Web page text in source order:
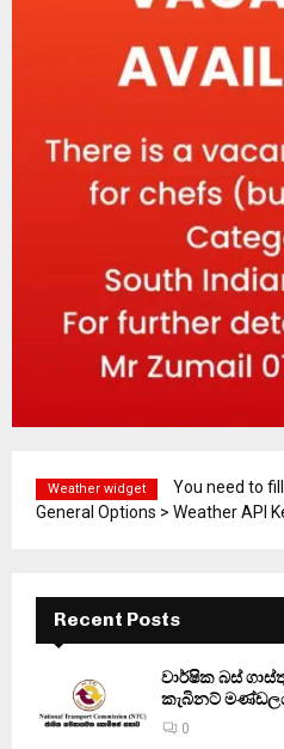
Weather widget
You need to
General Options > Weather API
Recent Posts
වාර්ෂික බස්
කැබිනට්
0